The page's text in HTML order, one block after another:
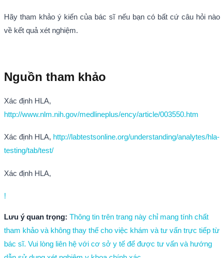
Hãy tham khảo ý kiến của bác sĩ nếu bạn có bất cứ câu hỏi nào
về kết quả xét nghiệm.
Nguồn tham khảo
Xác định HLA,
http://www.nlm.nih.gov/medlineplus/ency/article/003550.htm
Xác định HLA, http://labtestsonline.org/understanding/analytes/hla-
testing/tab/test/
Xác định HLA,
!
Lưu ý quan trọng: Thông tin trên trang này chỉ mang tính chất
tham khảo và không thay thế cho việc khám và tư vấn trực tiếp từ
bác sĩ. Vui lòng liên hệ với cơ sở y tế để được tư vấn và hướng